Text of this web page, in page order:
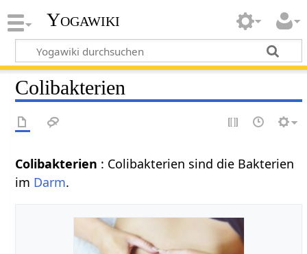
Yogawiki
Colibakterien
Colibakterien : Colibakterien sind die Bakterien
im Darm.